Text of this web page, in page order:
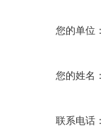
您的单位：
您的姓名：
联系电话：